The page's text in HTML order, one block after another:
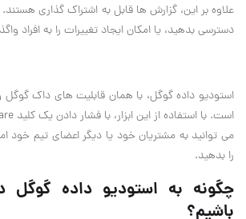
علاوه بر این، گزارش ها قابل به اشتراک گذاری هستند.
دسترسی بدهید، یا امکان ایجاد تغییرات را به افراد
استودیو داده گوگل، با همان قابلیت های داک
می توانید به مشتریان خود یا دیگر اعضای تیم خود
را بدهید.
چگونه به استودیو داده گوگل
باشیم؟